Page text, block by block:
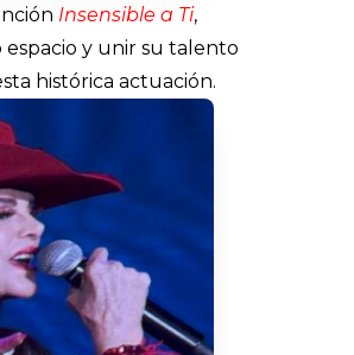
Insensible a Ti,
y unir su talento
histórica actuación.